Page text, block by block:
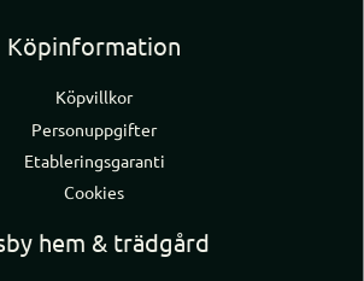
Köpinformation
Köpvillkor
Personuppgifter
Etableringsgaranti
Cookies
hem & trädgård